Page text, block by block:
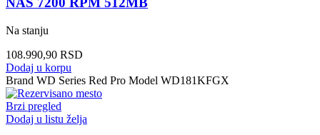
Na stanju
108.990,90 RSD
Dodaj u korpu
Brand WD Series Red Pro Model WD181KFGX
Brzi pregled
Dodaj u listu želja